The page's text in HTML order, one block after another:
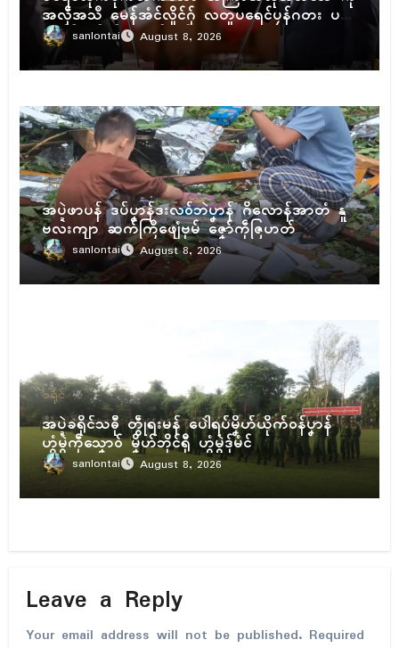
အလဵုအသဳ မေန်အံၚ်လှိုၚ်ဂှ် လတူပရေၚ်ပၠန်ဂတး ပ
ရေၚ်ဇီုကပိုက် နွံကၠုၚ်မာန်ဟာ
sanlontai August 8, 2026
ပရိုၚ်
အပ္ဍဲဖာပန် ဒပ်ပၞာန်ဒးလဝ်ဘဲပၞာန် ဂိလောန်အာတံ နူ
ဗလးကျာ ဆက်ကြဳဖျေံဗုမ် ဇၞော်ကဵုဇြဟတ်
sanlontai August 8, 2026
ပရိုၚ်
အပ္ဍဲခရိုၚ်သဓီု တွဵုရးမန် ပေါဲရပ်မၞိဟ်ယိုက်ဝန်ပၞာန်
ဟွံမွဲကဵုသၞောဝ် မၞိဟ်ဘိုၚ်ရီု ဟွံမွဲဒှ်မံၚ်
sanlontai August 8, 2026
Leave a Reply
Your email address will not be published. Required